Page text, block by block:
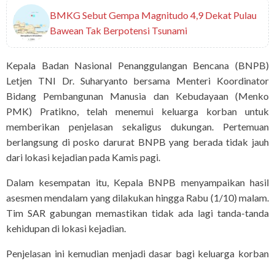
BMKG Sebut Gempa Magnitudo 4,9 Dekat Pulau
Bawean Tak Berpotensi Tsunami
Kepala Badan Nasional Penanggulangan Bencana (BNPB)
Letjen TNI Dr. Suharyanto bersama Menteri Koordinator
Bidang Pembangunan Manusia dan Kebudayaan (Menko
PMK) Pratikno, telah menemui keluarga korban untuk
memberikan penjelasan sekaligus dukungan. Pertemuan
berlangsung di posko darurat BNPB yang berada tidak jauh
dari lokasi kejadian pada Kamis pagi.
Dalam kesempatan itu, Kepala BNPB menyampaikan hasil
asesmen mendalam yang dilakukan hingga Rabu (1/10) malam.
Tim SAR gabungan memastikan tidak ada lagi tanda-tanda
kehidupan di lokasi kejadian.
Penjelasan ini kemudian menjadi dasar bagi keluarga korban